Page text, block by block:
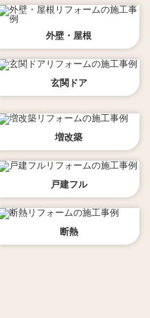
外壁・屋根
玄関ドア
増改築
戸建フル
断熱